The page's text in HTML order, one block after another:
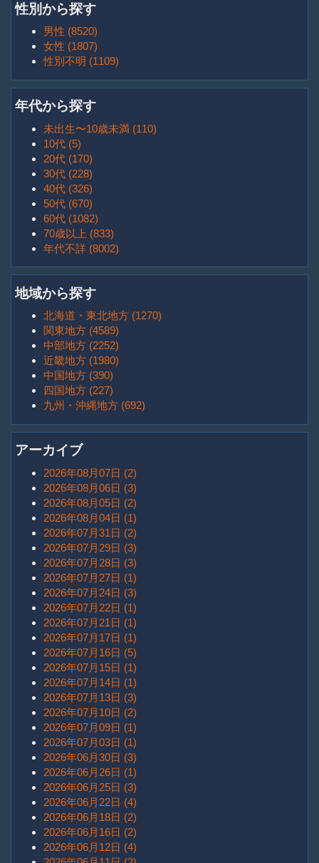
性別から探す
男性 (8520)
女性 (1807)
性別不明 (1109)
年代から探す
未出生〜10歳未満 (110)
10代 (5)
20代 (170)
30代 (228)
40代 (326)
50代 (670)
60代 (1082)
70歳以上 (833)
年代不詳 (8002)
地域から探す
北海道・東北地方 (1270)
関東地方 (4589)
中部地方 (2252)
近畿地方 (1980)
中国地方 (390)
四国地方 (227)
九州・沖縄地方 (692)
アーカイブ
2026年08月07日 (2)
2026年08月06日 (3)
2026年08月05日 (2)
2026年08月04日 (1)
2026年07月31日 (2)
2026年07月29日 (3)
2026年07月28日 (3)
2026年07月27日 (1)
2026年07月24日 (3)
2026年07月22日 (1)
2026年07月21日 (1)
2026年07月17日 (1)
2026年07月16日 (5)
2026年07月15日 (1)
2026年07月14日 (1)
2026年07月13日 (3)
2026年07月10日 (2)
2026年07月09日 (1)
2026年07月03日 (1)
2026年06月30日 (3)
2026年06月26日 (1)
2026年06月25日 (3)
2026年06月22日 (4)
2026年06月18日 (2)
2026年06月16日 (2)
2026年06月12日 (4)